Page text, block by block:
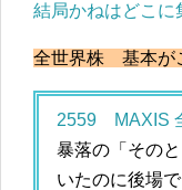
結局かねはどこに
全世界株 基本が
2559 MAXIS
暴落の「その
いたのに後場